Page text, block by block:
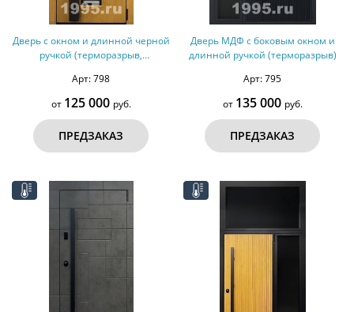
Дверь с окном и длинной черной
ручкой (терморазрыв,
Арт: 798
от 125 000 руб.
ПРЕДЗАКАЗ
Дверь МДФ с боковым окном и
длинной ручкой (терморазрыв)
Арт: 795
от 135 000 руб.
ПРЕДЗАКАЗ